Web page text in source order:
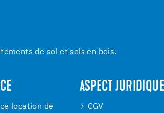
de sol et sols en bois.
location de
ASPECT JURIDIQUE
CGV